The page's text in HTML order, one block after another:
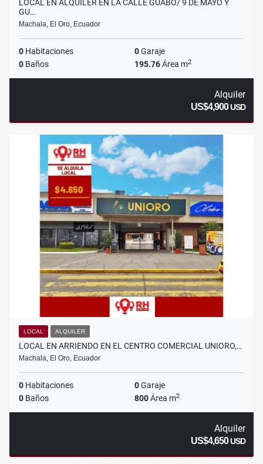
LOCAL EN ALQUILER EN LA CALLE GUABO/ 9 DE MAYO Y
GU…
Machala, El Oro, Ecuador
0 Habitaciones 0Garaje
0 Baños 195.76Área m2
Alquiler
US$4,900USD
LOCAL ALQUILER
LOCAL EN ARRIENDO EN EL CENTRO COMERCIAL UNIORO,…
Machala, El Oro, Ecuador
0 Habitaciones 0Garaje
0 Baños 800Área m2
Alquiler
US$4,650USD